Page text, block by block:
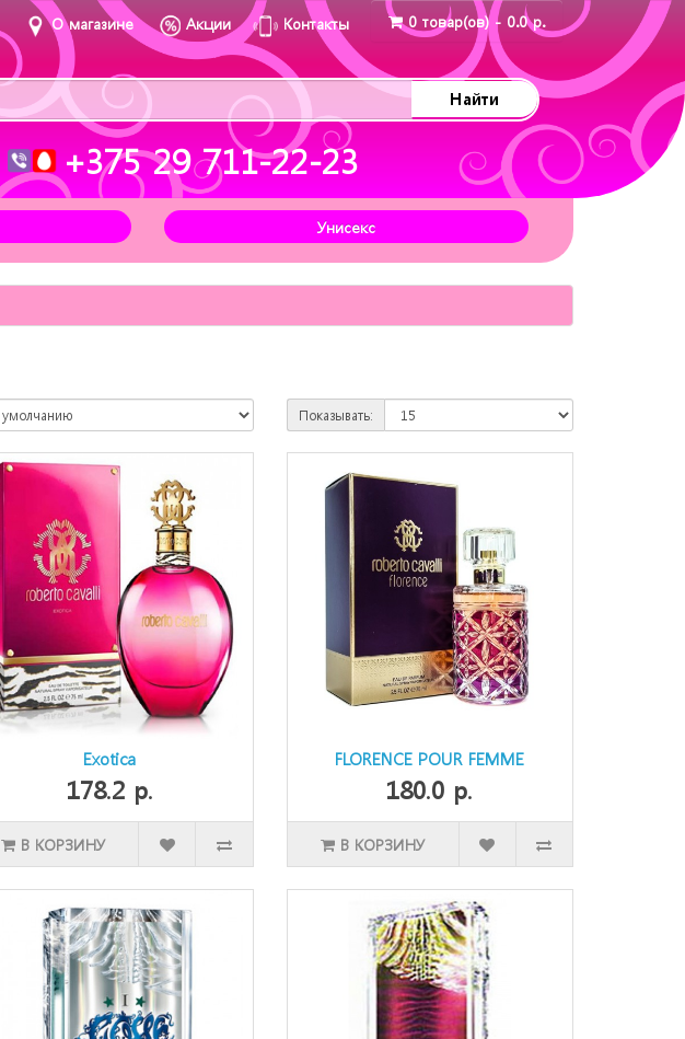
О магазине Акции Контакты 0 товар(ов) - 0.0 р.
Найти
+375 29 711-22-23
Унисекс
Показывать:
Exotica
178.2 р.
В КОРЗИНУ
FLORENCE POUR FEMME
180.0 р.
В КОРЗИНУ